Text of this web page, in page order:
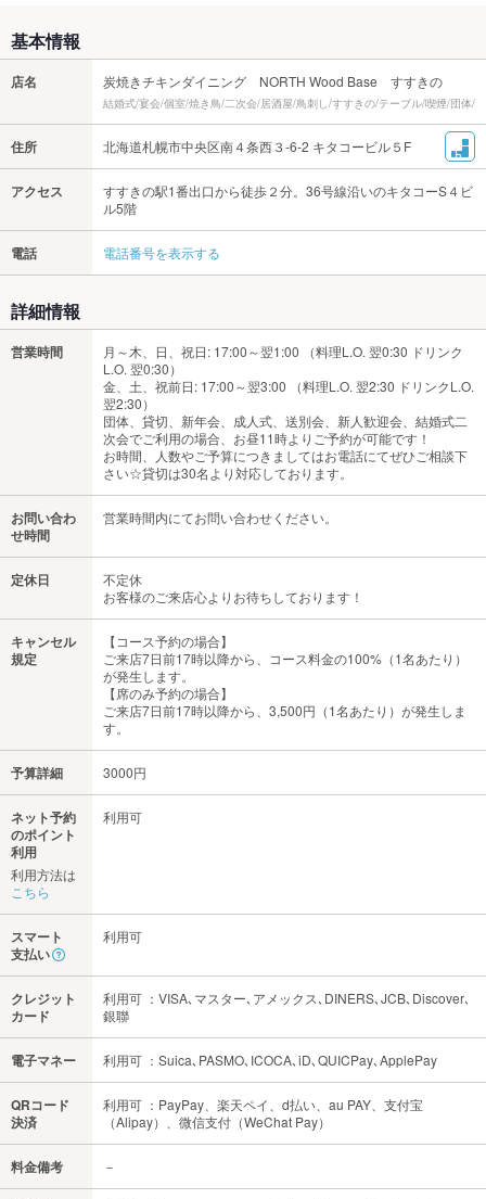
基本情報
店名 炭焼きチキンダイニング NORTH Wood Base すすきの
結婚式/宴会/個室/焼き鳥/二次会/居酒屋/鳥刺し/すすきの/テーブル/喫煙/団体/
住所 北海道札幌市中央区南４条西３-6-2 キタコービル５F
アクセス
すすきの駅1番出口から徒歩２分。36号線沿いのキタコーS４ビ
ル5階
電話 電話番号を表示する
詳細情報
営業時間
月～木、日、祝日: 17:00～翌1:00 （料理L.O. 翌0:30 ドリンク
L.O. 翌0:30）
金、土、祝前日: 17:00～翌3:00 （料理L.O. 翌2:30 ドリンクL.O.
翌2:30）
団体、貸切、新年会、成人式、送別会、新人歓迎会、結婚式二
次会でご利用の場合、お昼11時よりご予約が可能です！
お時間、人数やご予算につきましてはお電話にてぜひご相談下
さい☆貸切は30名より対応しております。
お問い合わ
せ時間
営業時間内にてお問い合わせください。
定休日
不定休
お客様のご来店心よりお待ちしております！
キャンセル
規定
【コース予約の場合】
ご来店7日前17時以降から、コース料金の100%（1名あたり）
が発生します。
【席のみ予約の場合】
ご来店7日前17時以降から、3,500円（1名あたり）が発生しま
す。
予算詳細 3000円
ネット予約
のポイント
利用
利用方法は
こちら
利用可
スマート
支払い
利用可
クレジット
カード
利用可 ：VISA､マスター､アメックス､DINERS､JCB､Discover､
銀聯
電子マネー 利用可 ：Suica､PASMO､ICOCA､iD､QUICPay､ApplePay
QRコード
決済
利用可 ：PayPay、楽天ペイ、d払い、au PAY、支付宝
（Alipay）、微信支付（WeChat Pay）
料金備考 －